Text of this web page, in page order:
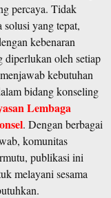
percaya. Tidak
solusi yang tepat,
kebenaran
diperlukan oleh setiap
kebutuhan
bidang konseling
Lembaga
. Dengan berbagai
komunitas
publikasi ini
melayani sesama